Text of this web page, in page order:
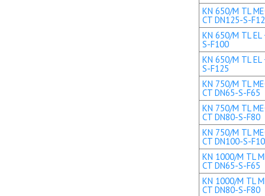
KN 650/M TL
CT DN125-S-
KN 650/M TL EL
S-F100
KN 650/M TL EL
S-F125
KN 750/M TL
CT DN65-S-F65
KN 750/M TL
CT DN80-S-F80
KN 750/M TL
CT DN100-S-
KN 1000/M TL
CT DN65-S-F65
KN 1000/M TL
CT DN80-S-F80